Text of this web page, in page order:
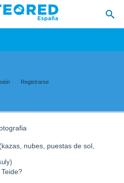
Registrarse
nubes, puestas de sol,
)